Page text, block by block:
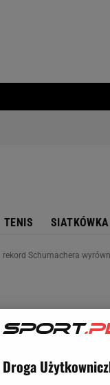
TENIS SIATKÓWKA
rekord Schumachera
Droga